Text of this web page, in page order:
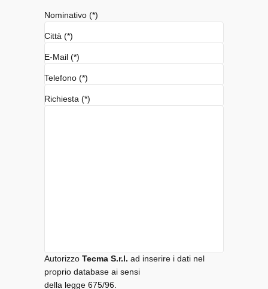
Nominativo (*)
Città (*)
E-Mail (*)
Telefono (*)
Richiesta (*)
Autorizzo Tecma S.r.l. ad inserire i dati nel
proprio database ai sensi
della legge 675/96.